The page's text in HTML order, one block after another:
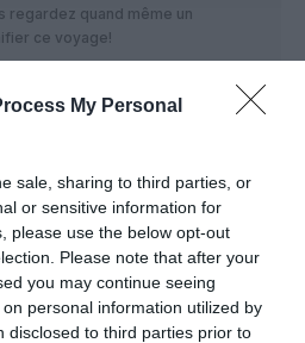
My Personal
sale, sharing to third parties, or
or sensitive information for
please use the below opt-out
Please note that after your
you may continue seeing
personal information utilized by
disclosed to third parties prior to
regardez quand même un
ce voyage!
12 février 2014 - 18 h 05
la France et la Mongolie ! C’est
une excellente nouvelle pour le
échanges commerciaux entre
va, espérons-le, mettre en avant
avec cette première